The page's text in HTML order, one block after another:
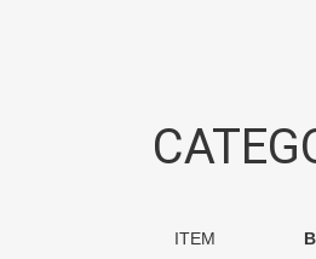
ITEM